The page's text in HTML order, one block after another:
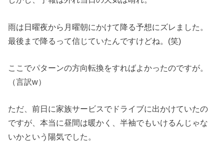
雨は日曜夜から月曜朝にかけて降る予想にズレました。
最後まで降るって信じていたんですけどね。(笑)
ここでパターンの方向転換をすればよかったのですが。
（言訳w）
ただ、前日に家族サービスでドライブに出かけていたの
ですが、本当に昼間は暖かく、半袖でもいけるんじゃな
いかという陽気でした。